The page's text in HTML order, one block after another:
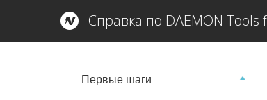
Справка по DAEMON Tools
Первые шаги